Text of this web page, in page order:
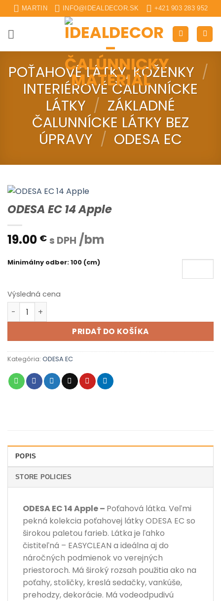
Skip
to
content
MARTIN INFO@IDEALDECOR.SK +421 903 283 952
POŤAHOVÉ LÁTKY, KOŽENKY /
INTERIÉROVÉ ČALUNNÍCKE
LÁTKY / ZÁKLADNÉ
ČALUNNÍCKE LÁTKY BEZ
ÚPRAVY / ODESA EC
ODESA EC 14 Apple
19.00 € s DPH /bm
Minimálny odber: 100 (cm)
Výsledná cena
množstvo ODESA EC 14 Apple
PRIDAŤ DO KOŠÍKA
Kategória: ODESA EC
POPIS
STORE POLICIES
ODESA EC 14 Apple – Poťahová látka. Veľmi
pekná kolekcia poťahovej látky ODESA EC so
širokou paletou farieb. Látka je ľahko
čistiteľná – EASYCLEAN a ideálna aj do
náročných podmienok vo verejných
priestoroch. Má široký rozsah použitia ako na
poťahy, stoličky, kreslá sedačky, vankúše,
prehodzy, dekorácie. Má vodeodpudivú